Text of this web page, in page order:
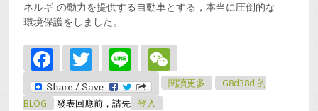
ネルギ-の動力を提供する自動車とする，本当に圧倒的な
環境保護をしました。
Facebook
Twitter
Line
閱讀更多關於水はエネルギ-とし
て動力の自動車を提供し
G8d38d 的
BLOG
發表回應前，請先 登入